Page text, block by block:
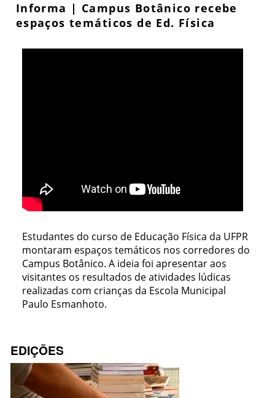
Informa | Campus Botânico recebe
espaços temáticos de Ed. Física
Estudantes do curso de Educação Física da UFPR
montaram espaços temáticos nos corredores do
Campus Botânico. A ideia foi apresentar aos
visitantes os resultados de atividades lúdicas
realizadas com crianças da Escola Municipal
Paulo Esmanhoto.
EDIÇÕES